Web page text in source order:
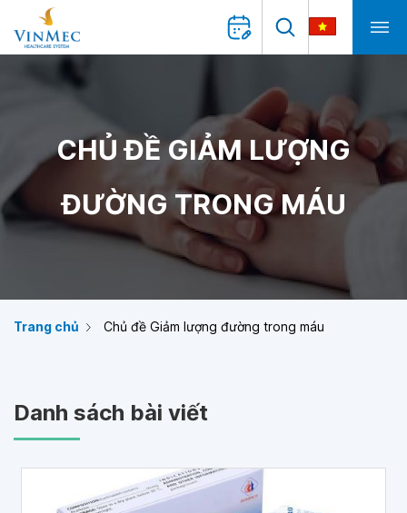
CHỦ ĐỀ GIẢM LƯỢNG
ĐƯỜNG TRONG MÁU
Trang chủ Chủ đề Giảm lượng đường trong máu
Danh sách bài viết